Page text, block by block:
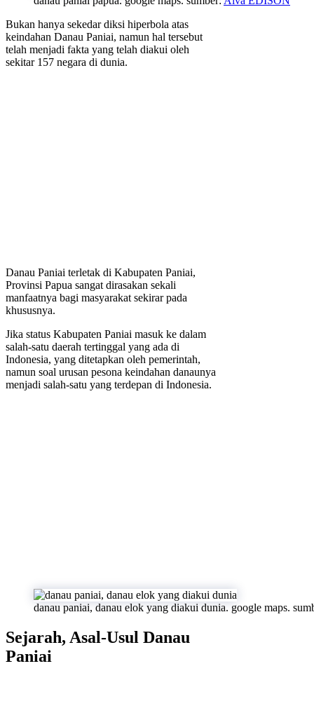
Bukan hanya sekedar diksi hiperbola atas
keindahan Danau Paniai, namun hal tersebut
telah menjadi fakta yang telah diakui oleh
sekitar 157 negara di dunia.
Danau Paniai terletak di Kabupaten Paniai,
Provinsi Papua sangat dirasakan sekali
manfaatnya bagi masyarakat sekirar pada
khususnya.
Jika status Kabupaten Paniai masuk ke dalam
salah-satu daerah tertinggal yang ada di
Indonesia, yang ditetapkan oleh pemerintah,
namun soal urusan pesona keindahan danaunya
menjadi salah-satu yang terdepan di Indonesia.
danau paniai, danau elok yang diakui dunia. google maps.
Sejarah, Asal-Usul Danau
Paniai